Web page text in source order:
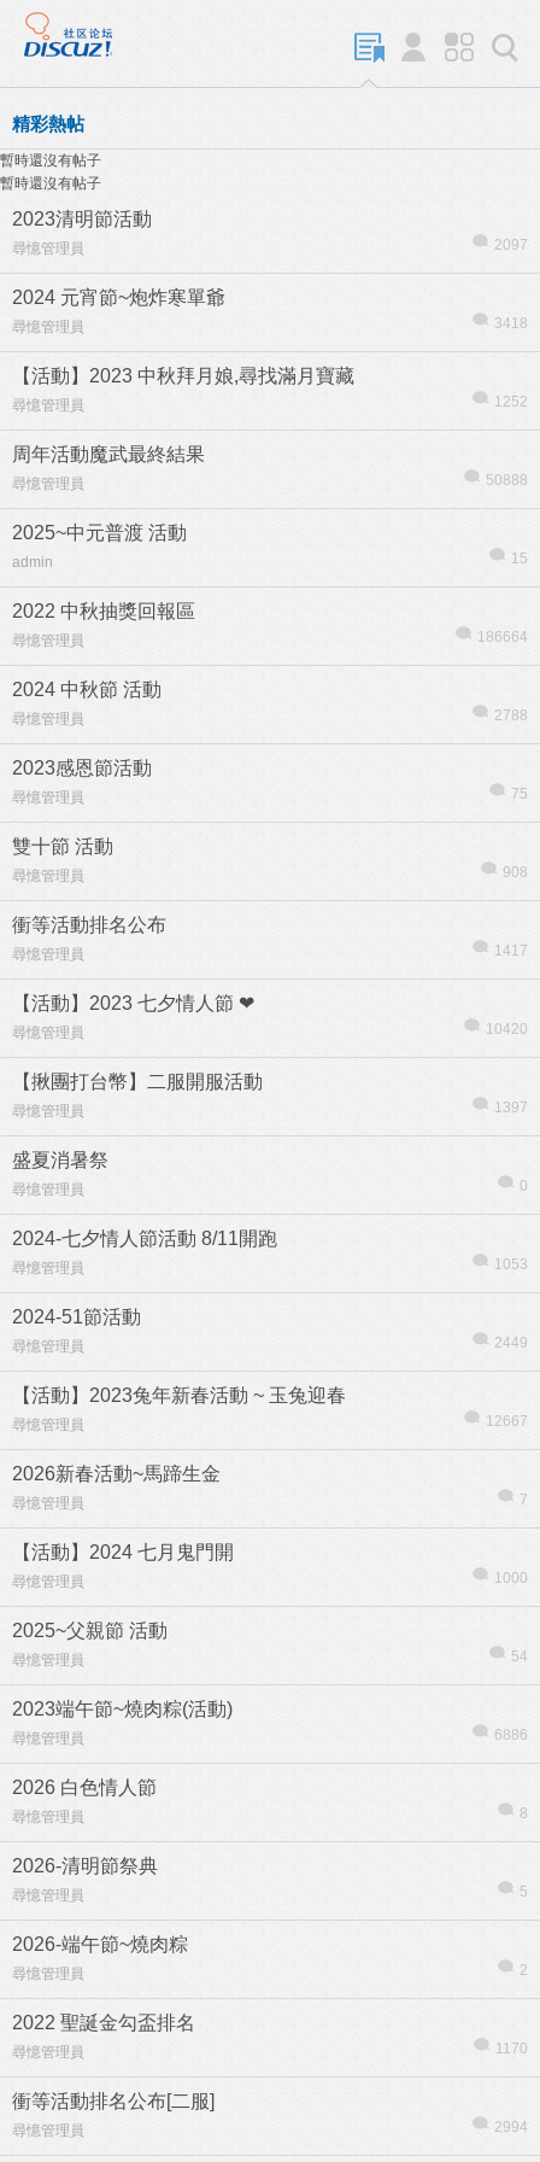
精彩熱帖
暫時還沒有帖子
暫時還沒有帖子
2023清明節活動
尋憶管理員 2097
2024 元宵節~炮炸寒單爺
尋憶管理員 3418
【活動】2023 中秋拜月娘,尋找滿月寶藏
尋憶管理員 1252
周年活動魔武最終結果
尋憶管理員 50888
2025~中元普渡 活動
admin 15
2022 中秋抽獎回報區
尋憶管理員 186664
2024 中秋節 活動
尋憶管理員 2788
2023感恩節活動
尋憶管理員 75
雙十節 活動
尋憶管理員 908
衝等活動排名公布
尋憶管理員 1417
【活動】2023 七夕情人節 ❤
尋憶管理員 10420
【揪團打台幣】二服開服活動
尋憶管理員 1397
盛夏消暑祭
尋憶管理員 0
2024-七夕情人節活動 8/11開跑
尋憶管理員 1053
2024-51節活動
尋憶管理員 2449
【活動】2023兔年新春活動 ~ 玉兔迎春
尋憶管理員 12667
2026新春活動~馬蹄生金
尋憶管理員 7
【活動】2024 七月鬼門開
尋憶管理員 1000
2025~父親節 活動
尋憶管理員 54
2023端午節~燒肉粽(活動)
尋憶管理員 6886
2026 白色情人節
尋憶管理員 8
2026-清明節祭典
尋憶管理員 5
2026-端午節~燒肉粽
尋憶管理員 2
2022 聖誕金勾盃排名
尋憶管理員 1170
衝等活動排名公布[二服]
尋憶管理員 2994